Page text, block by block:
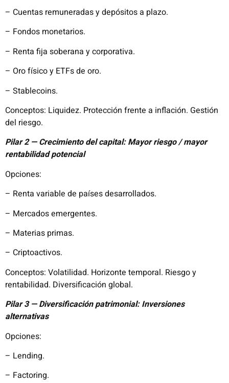
– Cuentas remuneradas y depósitos a plazo.
– Fondos monetarios.
– Renta fija soberana y corporativa.
– Oro físico y ETFs de oro.
– Stablecoins.
Conceptos: Liquidez. Protección frente a inflación. Gestión
del riesgo.
Pilar 2 — Crecimiento del capital: Mayor riesgo / mayor
rentabilidad potencial
Opciones:
– Renta variable de países desarrollados.
– Mercados emergentes.
– Materias primas.
– Criptoactivos.
Conceptos: Volatilidad. Horizonte temporal. Riesgo y
rentabilidad. Diversificación global.
Pilar 3 — Diversificación patrimonial: Inversiones
alternativas
Opciones:
– Lending.
– Factoring.